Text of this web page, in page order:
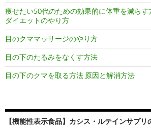
痩せたい50代のための効果的に体重を減らす
ダイエットのやり方
目のクママッサージのやり方
目の下のたるみをなくす方法
目の下のクマを取る方法 原因と解消方法
【機能性表示食品】カシス・ルテインサプリ